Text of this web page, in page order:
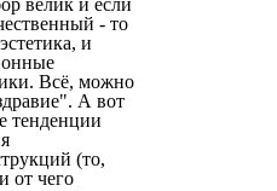
велик и если
- то
и
Всё, можно
А вот
тенденции
(то,
от чего